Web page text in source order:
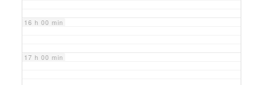
16 h 00 min
17 h 00 min